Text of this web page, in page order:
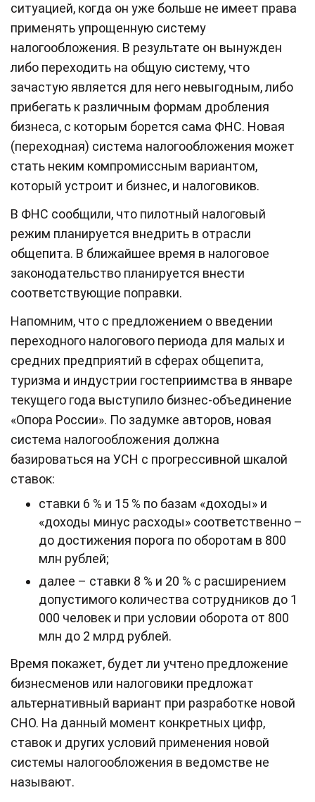
ситуацией, когда он уже больше не имеет права
применять упрощенную систему
налогообложения. В результате он вынужден
либо переходить на общую систему, что
зачастую является для него невыгодным, либо
прибегать к различным формам дробления
бизнеса, с которым борется сама ФНС. Новая
(переходная) система налогообложения может
стать неким компромиссным вариантом,
который устроит и бизнес, и налоговиков.
В ФНС сообщили, что пилотный налоговый
режим планируется внедрить в отрасли
общепита. В ближайшее время в налоговое
законодательство планируется внести
соответствующие поправки.
Напомним, что с предложением о введении
переходного налогового периода для малых и
средних предприятий в сферах общепита,
туризма и индустрии гостеприимства в январе
текущего года выступило бизнес-объединение
«Опора России». По задумке авторов, новая
система налогообложения должна
базироваться на УСН с прогрессивной шкалой
ставок:
ставки 6 % и 15 % по базам «доходы» и
«доходы минус расходы» соответственно –
до достижения порога по оборотам в 800
млн рублей;
далее – ставки 8 % и 20 % с расширением
допустимого количества сотрудников до 1
000 человек и при условии оборота от 800
млн до 2 млрд рублей.
Время покажет, будет ли учтено предложение
бизнесменов или налоговики предложат
альтернативный вариант при разработке новой
СНО. На данный момент конкретных цифр,
ставок и других условий применения новой
системы налогообложения в ведомстве не
называют.